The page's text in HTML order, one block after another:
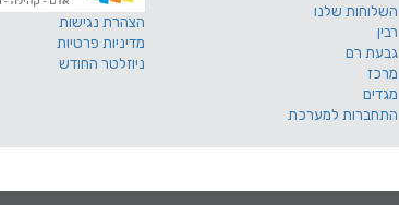
השלוחות שלנו
רבין
גבעת רם
מרכז
מגדים
התחברות למערכת
הצהרת נגישות
מדיניות פרטיות
ניוזלטר החודש